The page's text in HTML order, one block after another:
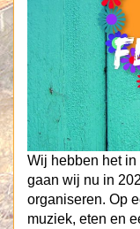
Wij hebben het
gaan wij nu in
organiseren. Op
muziek, eten en